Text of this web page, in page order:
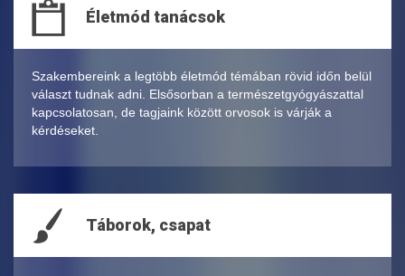
Életmód tanácsok
Szakembereink a legtöbb életmód témában rövid időn belül
választ tudnak adni. Elsősorban a természetgyógyászattal
kapcsolatosan, de tagjaink között orvosok is várják a
kérdéseket.
Táborok, csapat